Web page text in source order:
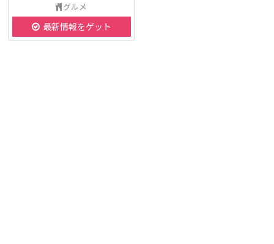
グルメ
最新情報をゲット